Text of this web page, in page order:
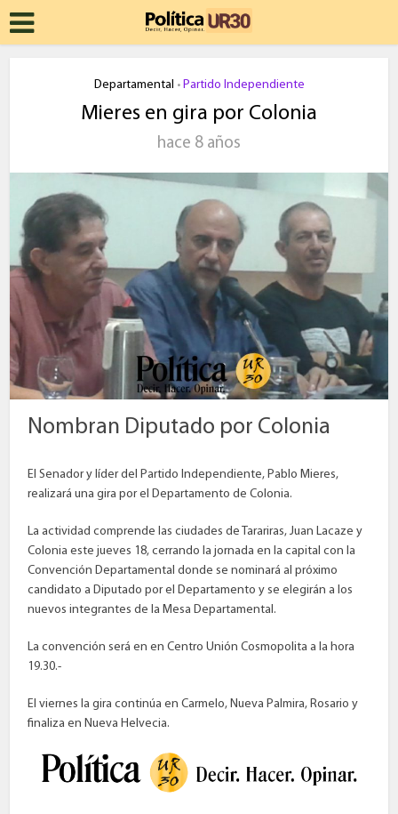
Departamental • Partido Independiente
Mieres en gira por Colonia
hace 8 años
Nombran Diputado por Colonia
El Senador y líder del Partido Independiente, Pablo Mieres,
realizará una gira por el Departamento de Colonia.
La actividad comprende las ciudades de Tarariras, Juan Lacaze y
Colonia este jueves 18, cerrando la jornada en la capital con la
Convención Departamental donde se nominará al próximo
candidato a Diputado por el Departamento y se elegirán a los
nuevos integrantes de la Mesa Departamental.
La convención será en en Centro Unión Cosmopolita a la hora
19.30.-
El viernes la gira continúa en Carmelo, Nueva Palmira, Rosario y
finaliza en Nueva Helvecia.